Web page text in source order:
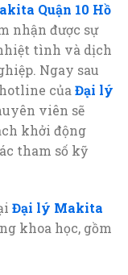
Quận 10 Hồ
nhận được sự
tình và dịch
Ngay sau
của Đại lý
viên sẽ
khởi động
tham số kỹ
Đại lý Makita
khoa học, gồm